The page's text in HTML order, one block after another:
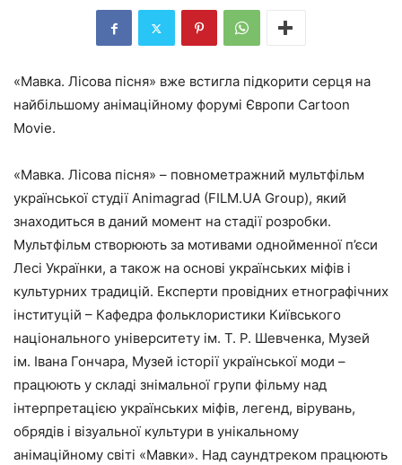
«Мавка. Лісова пісня» вже встигла підкорити серця на
найбільшому анімаційному форумі Європи Cartoon
Movie.
«Мавка. Лісова пісня» – повнометражний мультфільм
української студії Animagrad (FILM.UA Group), який
знаходиться в даний момент на стадії розробки.
Мультфільм створюють за мотивами однойменної п’єси
Лесі Українки, а також на основі українських міфів і
культурних традицій. Експерти провідних етнографічних
інституцій – Кафедра фольклористики Київського
національного університету ім. Т. Р. Шевченка, Музей
ім. Івана Гончара, Музей історії української моди –
працюють у складі знімальної групи фільму над
інтерпретацією українських міфів, легенд, вірувань,
обрядів і візуальної культури в унікальному
анімаційному світі «Мавки». Над саундтреком працюють